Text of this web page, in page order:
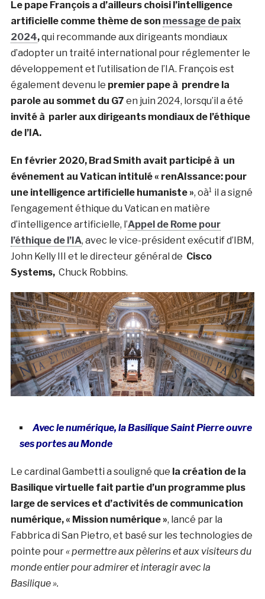
Le pape François a d’ailleurs choisi l’intelligence
artificielle comme thème de son message de paix
2024,qui recommande aux dirigeants mondiaux
d’adopter un traité international pour réglementer le
développement et l’utilisation de l’IA. François est
également devenu le premier pape à prendre la
parole au sommet du G7 en juin 2024, lorsqu’il a été
invité à parler aux dirigeants mondiaux de l’éthique
de l’IA.
En février 2020, Brad Smith avait participé à un
événement au Vatican intitulé « renAIssance: pour
une intelligence artificielle humaniste », oà¹ il a signé
l’engagement éthique du Vatican en matière
d’intelligence artificielle, l’Appel de Rome pour
l’éthique de l’IA, avec le vice-président exécutif d’IBM,
John Kelly III et le directeur général de Cisco
Systems,Chuck Robbins.
Avec le numérique, la Basilique Saint Pierre ouvre
ses portes au Monde
Le cardinal Gambetti a souligné que la création de la
Basilique virtuelle fait partie d’un programme plus
large de services et d’activités de communication
numérique, « Mission numérique », lancé par la
Fabbrica di San Pietro, et basé sur les technologies de
pointe pour« permettre aux pèlerins et aux visiteurs du
monde entier pour admirer et interagir avec la
Basilique ».